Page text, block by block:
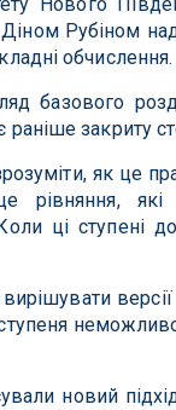
Нового
Рубіном
обчислення.
базового
закриту
як це
рівняння, які
ці ступені
новий